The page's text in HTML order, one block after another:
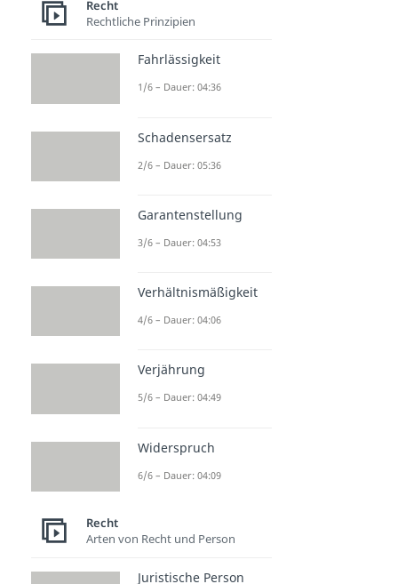
Recht
Rechtliche Prinzipien
Fahrlässigkeit
1/6 – Dauer: 04:36
Schadensersatz
2/6 – Dauer: 05:36
Garantenstellung
3/6 – Dauer: 04:53
Verhältnismäßigkeit
4/6 – Dauer: 04:06
Verjährung
5/6 – Dauer: 04:49
Widerspruch
6/6 – Dauer: 04:09
Recht
Arten von Recht und Person
Juristische Person